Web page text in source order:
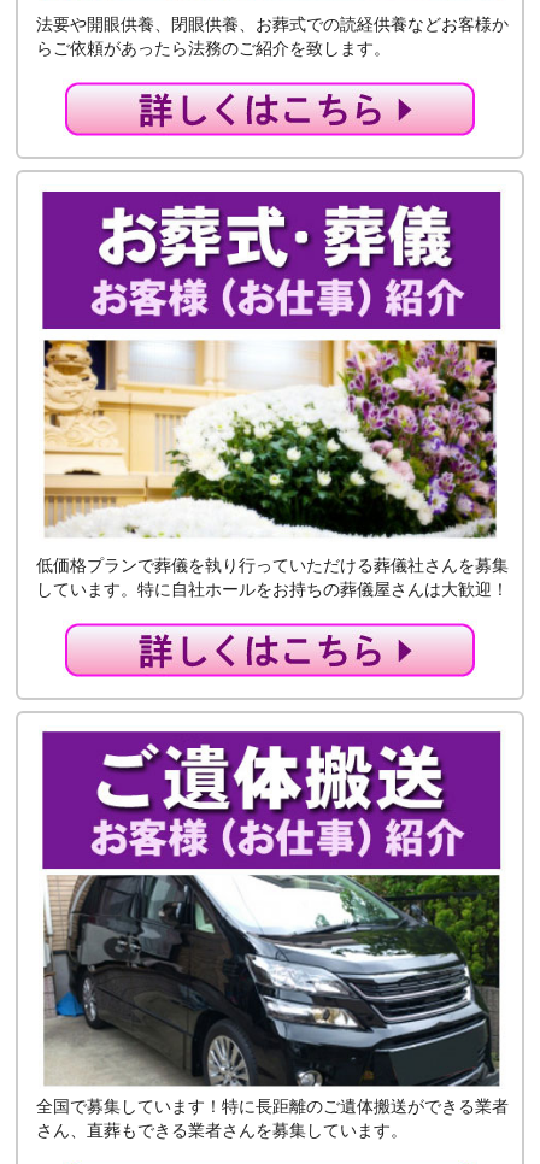
法要や開眼供養、閉眼供養、お葬式での読経供養などお客様か
らご依頼があったら法務のご紹介を致します。
低価格プランで葬儀を執り行っていただける葬儀社さんを募集
しています。特に自社ホールをお持ちの葬儀屋さんは大歓迎！
全国で募集しています！特に長距離のご遺体搬送ができる業者
さん、直葬もできる業者さんを募集しています。